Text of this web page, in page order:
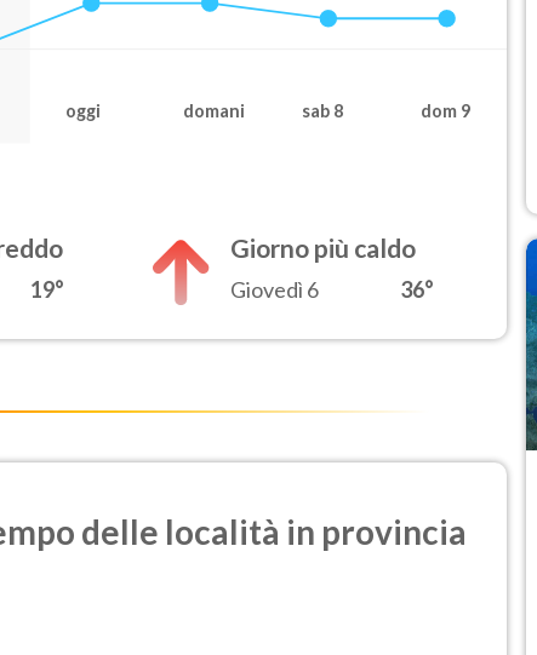
oggi domani sab 8 dom 9
19°
Giorno più caldo
Giovedì 6 36°
delle località in provincia